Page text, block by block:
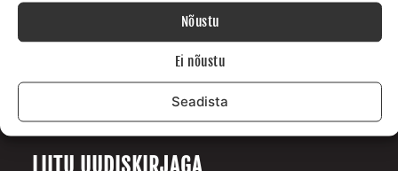
Nõustu
Ei nõustu
Seadista
Andmekaitse tingimused
Teenuste ja ostu tingimused